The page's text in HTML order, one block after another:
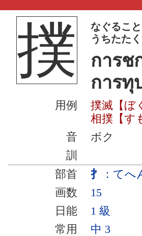
撲
なぐること
うちたた
การช
การทุ
用例
撲滅【ぼ
相撲【す
音
ボク
訓
部首
扌
：てへ
画数
15
日能
1 級
常用
中 3